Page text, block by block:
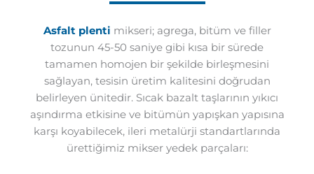
Asfalt plenti mikseri; agrega, bitüm ve filler
tozunun 45-50 saniye gibi kısa bir sürede
tamamen homojen bir şekilde birleşmesini
sağlayan, tesisin üretim kalitesini doğrudan
belirleyen ünitedir. Sıcak bazalt taşlarının yıkıcı
aşındırma etkisine ve bitümün yapışkan yapısına
karşı koyabilecek, ileri metalürji standartlarında
ürettiğimiz mikser yedek parçaları: